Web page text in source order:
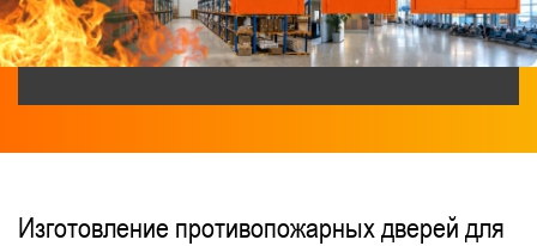
Для медицинских учреждений С притвором
Изготовление противопожарных дверей для